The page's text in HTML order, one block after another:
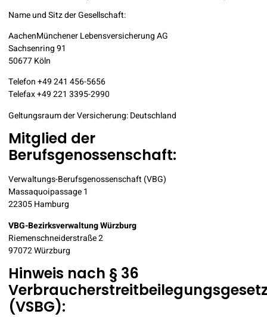
Name und Sitz der Gesellschaft:
AachenMünchener Lebensversicherung AG
Sachsenring 91
50677 Köln
Telefon +49 241 456-5656
Telefax +49 221 3395-2990
Geltungsraum der Versicherung: Deutschland
Mitglied der
Berufsgenossenschaft:
Verwaltungs-Berufsgenossenschaft (VBG)
Massaquoipassage 1
22305 Hamburg
VBG-Bezirksverwaltung Würzburg
Riemenschneiderstraße 2
97072 Würzburg
Hinweis nach § 36
(VSBG):